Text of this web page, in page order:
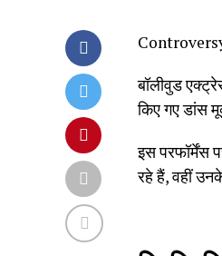
बॉलीवुड
किए गए डांस
इस परफॉर्मेंस
रहे हैं, वहीं